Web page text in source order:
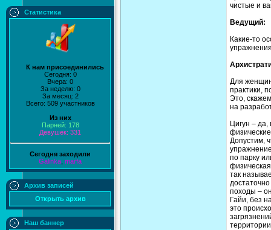
Статистика
К нам присоединились
Сегодня: 0
Вчера: 0
За неделю: 0
За месяц: 2
Всего: 509 участников
Из них
Парней: 178
Девушек: 331
Сегодня заходили
Galinka marfa
Архив записей
Открыть архив
Наш баннер
чистые и
Ведущий:
Какие-то
Для
практики,
Это,
на
Цигун –
Допустим,
по парку
так
походы –
Гайи, без
это